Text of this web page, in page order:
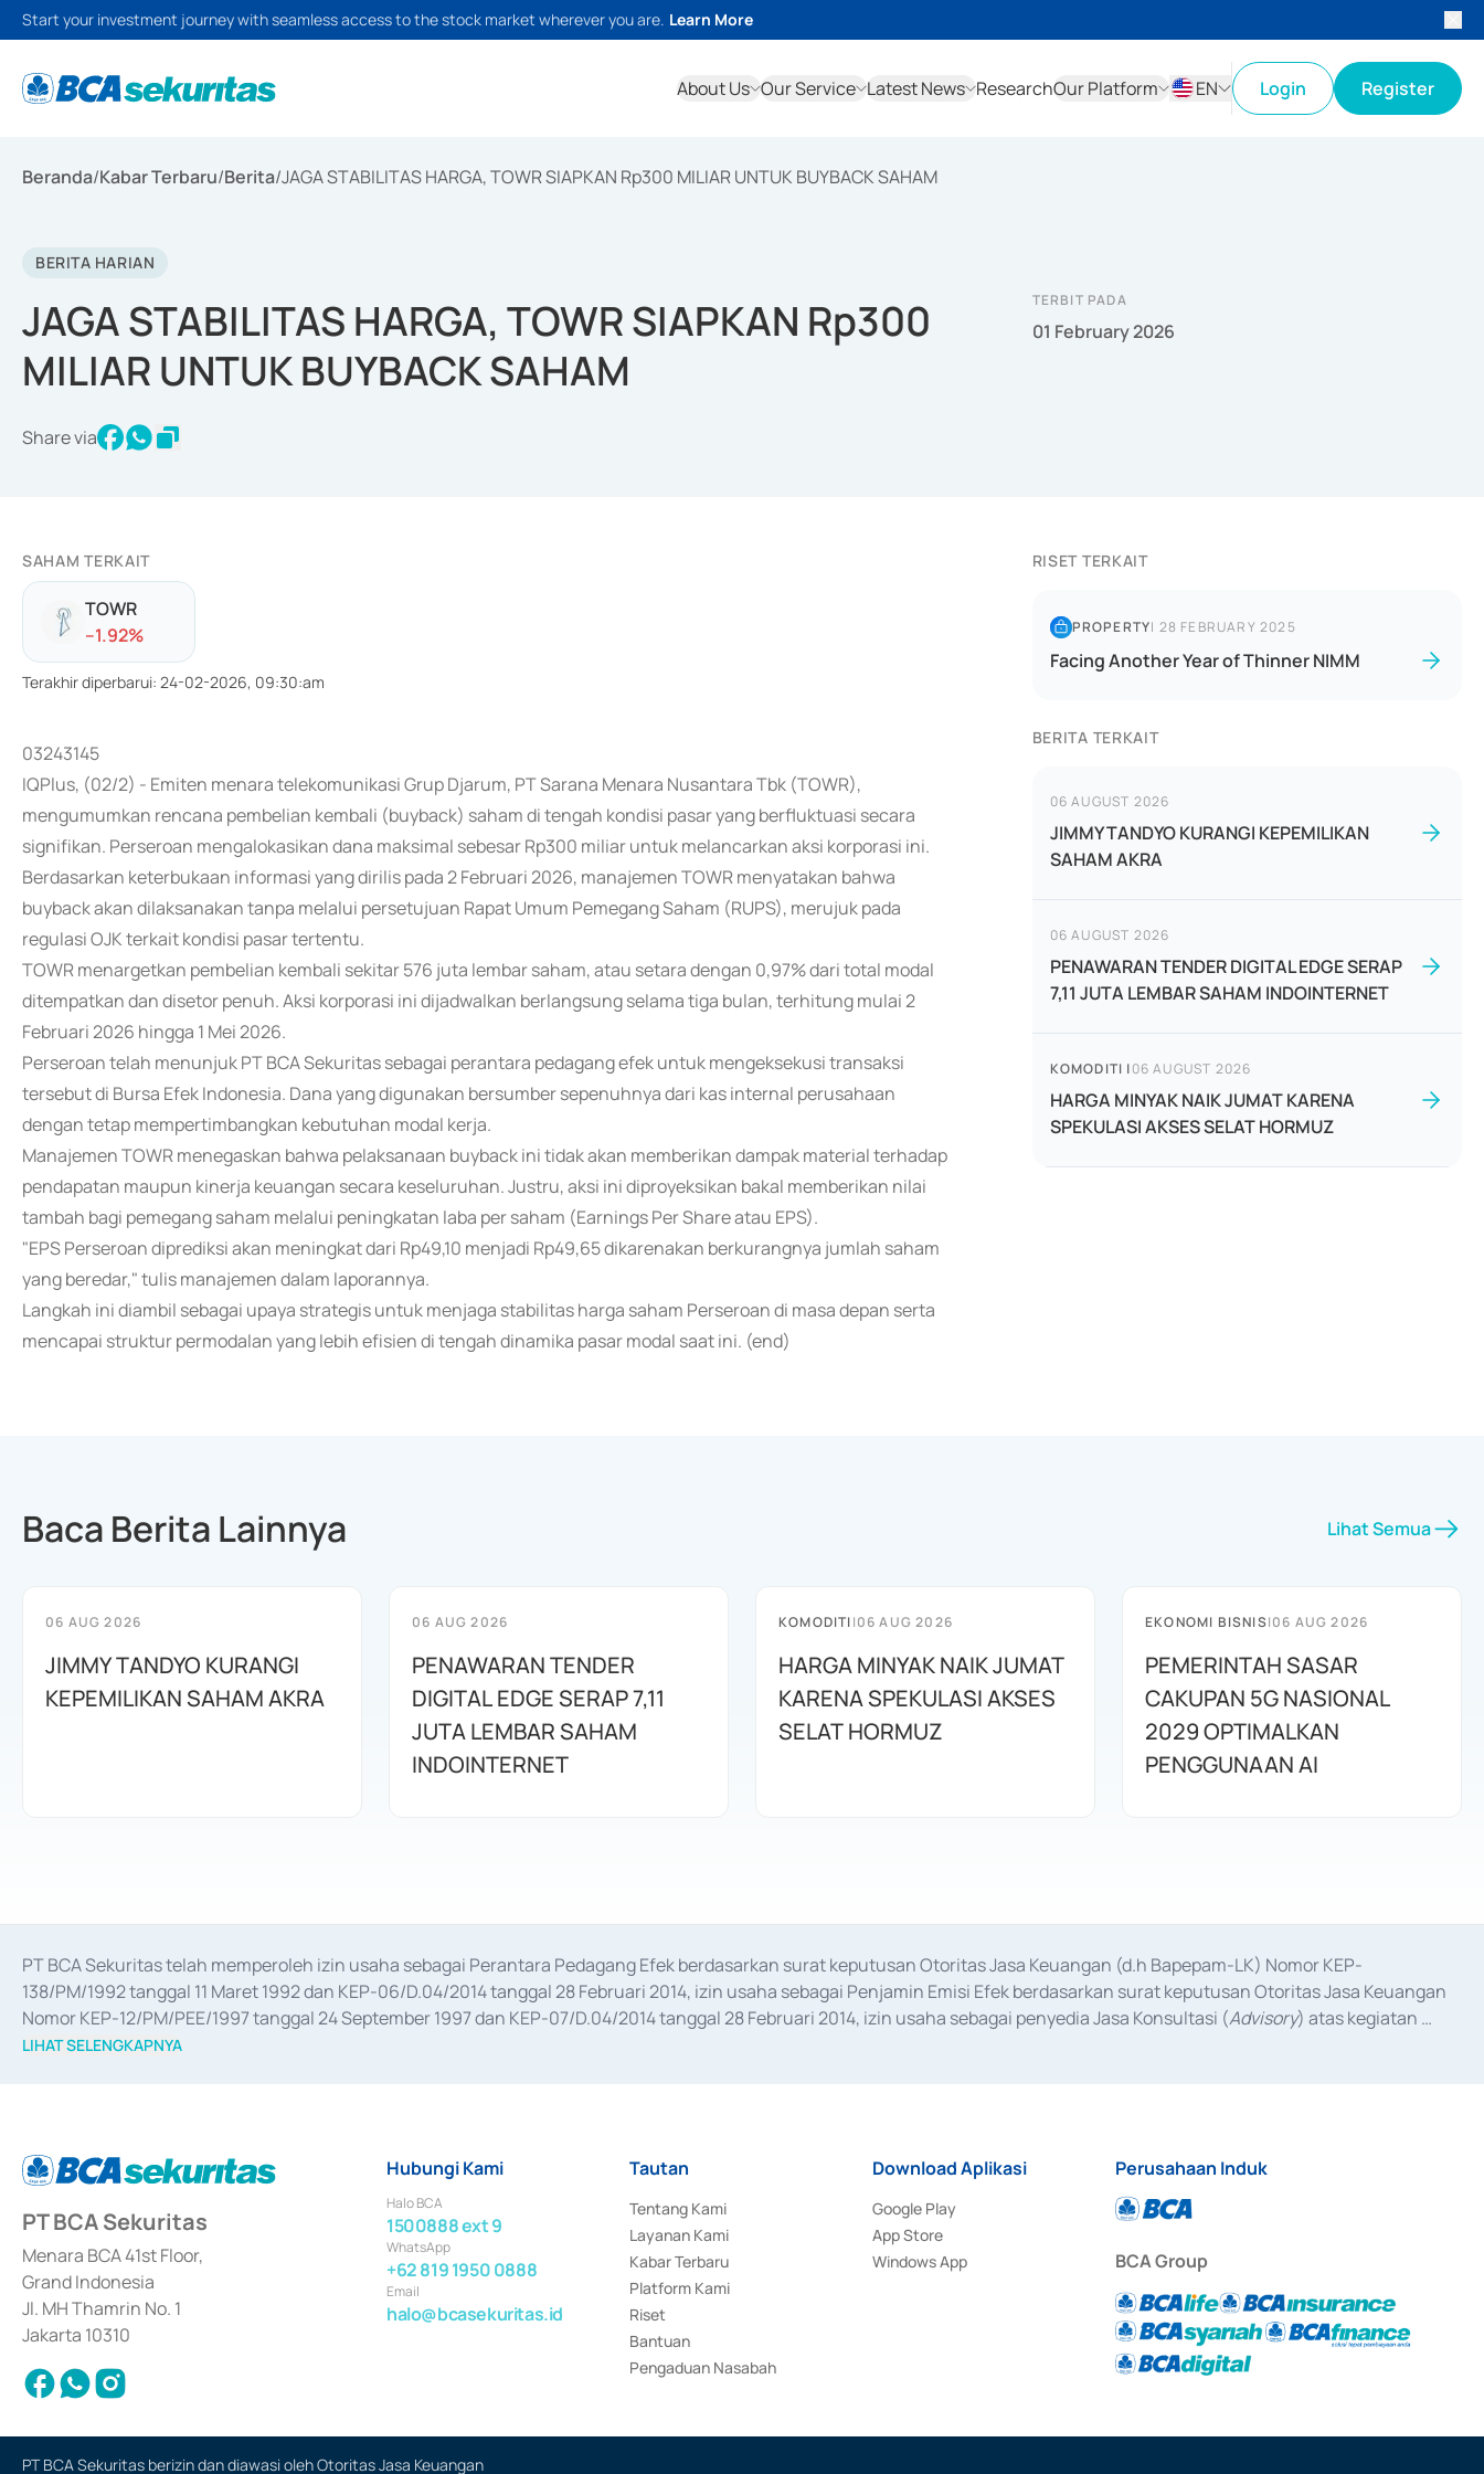
Start your investment journey with seamless access to the stock market wherever you are. Learn More
About Us Our Service Latest News ResearchOur Platform
EN
Login Register
Beranda/Kabar Terbaru/Berita/JAGA STABILITAS HARGA, TOWR SIAPKAN Rp300 MILIAR UNTUK BUYBACK SAHAM
BERITA HARIAN
JAGA STABILITAS HARGA, TOWR SIAPKAN Rp300
MILIAR UNTUK BUYBACK SAHAM
Share via
TERBIT PADA
01 February 2026
SAHAM TERKAIT
TOWR
--1.92%
Terakhir diperbarui: 24-02-2026, 09:30:am
03243145
IQPlus, (02/2) - Emiten menara telekomunikasi Grup Djarum, PT Sarana Menara Nusantara Tbk (TOWR),
mengumumkan rencana pembelian kembali (buyback) saham di tengah kondisi pasar yang berfluktuasi secara
signifikan. Perseroan mengalokasikan dana maksimal sebesar Rp300 miliar untuk melancarkan aksi korporasi ini.
Berdasarkan keterbukaan informasi yang dirilis pada 2 Februari 2026, manajemen TOWR menyatakan bahwa
buyback akan dilaksanakan tanpa melalui persetujuan Rapat Umum Pemegang Saham (RUPS), merujuk pada
regulasi OJK terkait kondisi pasar tertentu.
TOWR menargetkan pembelian kembali sekitar 576 juta lembar saham, atau setara dengan 0,97% dari total modal
ditempatkan dan disetor penuh. Aksi korporasi ini dijadwalkan berlangsung selama tiga bulan, terhitung mulai 2
Februari 2026 hingga 1 Mei 2026.
Perseroan telah menunjuk PT BCA Sekuritas sebagai perantara pedagang efek untuk mengeksekusi transaksi
tersebut di Bursa Efek Indonesia. Dana yang digunakan bersumber sepenuhnya dari kas internal perusahaan
dengan tetap mempertimbangkan kebutuhan modal kerja.
Manajemen TOWR menegaskan bahwa pelaksanaan buyback ini tidak akan memberikan dampak material terhadap
pendapatan maupun kinerja keuangan secara keseluruhan. Justru, aksi ini diproyeksikan bakal memberikan nilai
tambah bagi pemegang saham melalui peningkatan laba per saham (Earnings Per Share atau EPS).
"EPS Perseroan diprediksi akan meningkat dari Rp49,10 menjadi Rp49,65 dikarenakan berkurangnya jumlah saham
yang beredar," tulis manajemen dalam laporannya.
Langkah ini diambil sebagai upaya strategis untuk menjaga stabilitas harga saham Perseroan di masa depan serta
mencapai struktur permodalan yang lebih efisien di tengah dinamika pasar modal saat ini. (end)
RISET TERKAIT
PROPERTY| 28 FEBRUARY 2025
Facing Another Year of Thinner NIMM
BERITA TERKAIT
06 AUGUST 2026
JIMMY TANDYO KURANGI KEPEMILIKAN
SAHAM AKRA
06 AUGUST 2026
PENAWARAN TENDER DIGITAL EDGE SERAP
7,11 JUTA LEMBAR SAHAM INDOINTERNET
KOMODITI |06 AUGUST 2026
HARGA MINYAK NAIK JUMAT KARENA
SPEKULASI AKSES SELAT HORMUZ
Baca Berita Lainnya Lihat Semua
06 AUG 2026
JIMMY TANDYO KURANGI
KEPEMILIKAN SAHAM AKRA
06 AUG 2026
PENAWARAN TENDER
DIGITAL EDGE SERAP 7,11
JUTA LEMBAR SAHAM
INDOINTERNET
KOMODITI|06 AUG 2026
HARGA MINYAK NAIK JUMAT
KARENA SPEKULASI AKSES
SELAT HORMUZ
EKONOMI BISNIS|06 AUG 2026
PEMERINTAH SASAR
CAKUPAN 5G NASIONAL
2029 OPTIMALKAN
PENGGUNAAN AI
PT BCA Sekuritas telah memperoleh izin usaha sebagai Perantara Pedagang Efek berdasarkan surat keputusan Otoritas Jasa Keuangan (d.h Bapepam-LK) Nomor KEP-
138/PM/1992 tanggal 11 Maret 1992 dan KEP-06/D.04/2014 tanggal 28 Februari 2014, izin usaha sebagai Penjamin Emisi Efek berdasarkan surat keputusan Otoritas Jasa Keuangan
Nomor KEP-12/PM/PEE/1997 tanggal 24 September 1997 dan KEP-07/D.04/2014 tanggal 28 Februari 2014, izin usaha sebagai penyedia Jasa Konsultasi (Advisory) atas kegiatan
merger, akuisisi, divestasi, dan
LIHAT SELENGKAPNYA
PT BCA Sekuritas
Menara BCA 41st Floor,
Grand Indonesia
Jl. MH Thamrin No. 1
Jakarta 10310
Hubungi Kami
Halo BCA
1500888 ext 9
WhatsApp
+62 819 1950 0888
Email
halo@bcasekuritas.id
Tautan
Tentang Kami
Layanan Kami
Kabar Terbaru
Platform Kami
Riset
Bantuan
Pengaduan Nasabah
Download Aplikasi
Google Play
App Store
Windows App
Perusahaan Induk
BCA Group
PT BCA Sekuritas berizin dan diawasi oleh Otoritas Jasa Keuangan